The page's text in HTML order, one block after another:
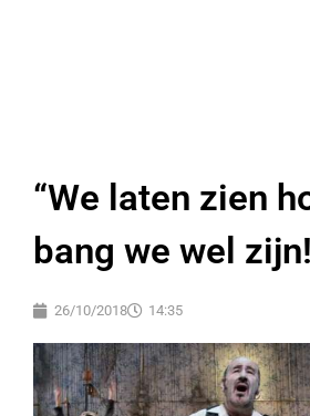
“We laten zien
bang we wel
26/10/2018 14:35